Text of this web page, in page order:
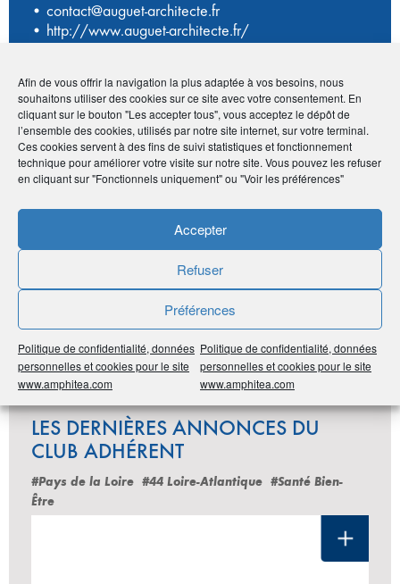
Afin de vous offrir la navigation la plus adaptée à vos besoins, nous
souhaitons utiliser des cookies sur ce site avec votre consentement. En
cliquant sur le bouton "Les accepter tous", vous acceptez le dépôt de
l’ensemble des cookies, utilisés par notre site internet, sur votre terminal.
Ces cookies servent à des fins de suivi statistiques et fonctionnement
technique pour améliorer votre visite sur notre site. Vous pouvez les refuser
en cliquant sur "Fonctionnels uniquement" ou "Voir les préférences"
Accepter
Refuser
Préférences
Politique de confidentialité, données
personnelles et cookies pour le site
www.amphitea.com
Politique de confidentialité, données
personnelles et cookies pour le site
www.amphitea.com
• contact@auguet-architecte.fr
• http://www.auguet-architecte.fr/
Avantage adhérents
-10% sur les prestations
Publié le :
Imprimer
Partager
LES DERNIÈRES ANNONCES DU
CLUB ADHÉRENT
#Pays de la Loire #44 Loire-Atlantique #Santé Bien-
Être